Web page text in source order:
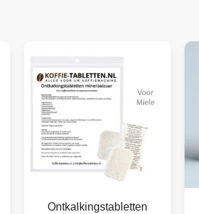
Ontkalkingstabletten